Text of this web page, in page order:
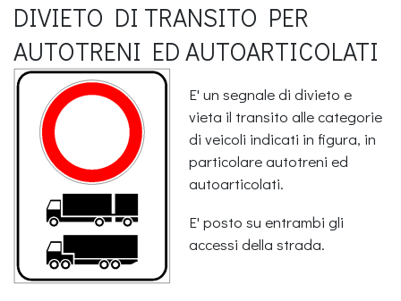
DIVIETO DI TRANSITO PER
AUTOTRENI ED AUTOARTICOLATI
E' un segnale di divieto e
vieta il transito alle categorie
di veicoli indicati in figura, in
particolare autotreni ed
autoarticolati.
E' posto su entrambi gli
accessi della strada.